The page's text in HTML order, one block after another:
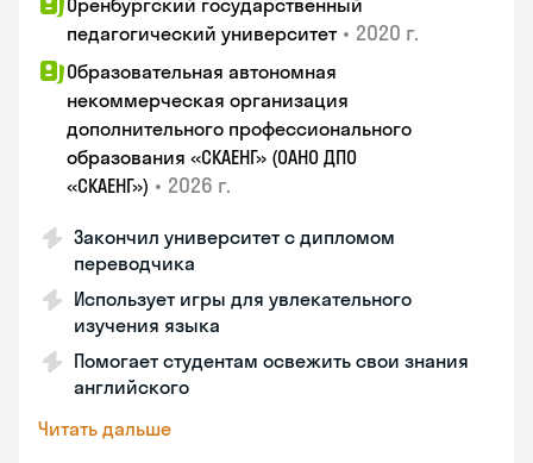
Оренбургский государственный
педагогический университет • 2020 г.
Образовательная автономная
некоммерческая организация
дополнительного профессионального
образования «СКАЕНГ» (ОАНО ДПО
«СКАЕНГ») • 2026 г.
Закончил университет с дипломом
переводчика
Использует игры для увлекательного
изучения языка
Помогает студентам освежить свои знания
английского
Читать дальше